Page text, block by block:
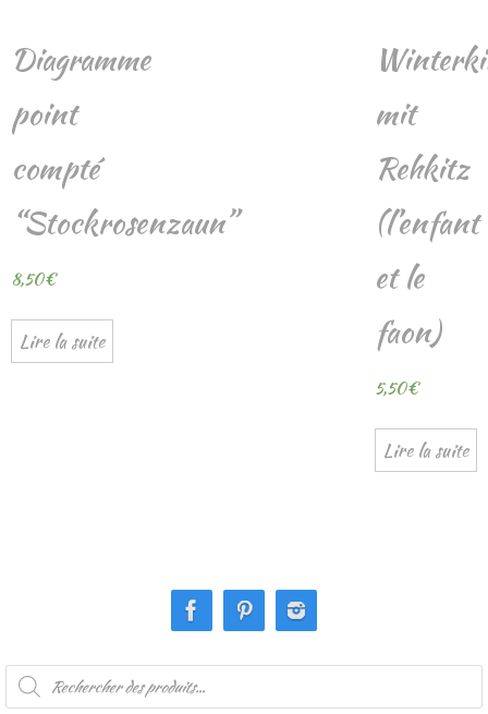
Diagramme
point
compté
“Stockrosenzaun”
8,50€
Lire la suite
mit
Rehkitz
(l’enfant
et le
faon)
5,50€
Lire la suite
Recherche
produits